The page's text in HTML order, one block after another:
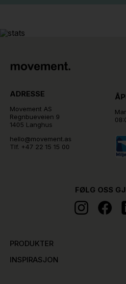
ADRESSE
Movement AS
Regnbueveien 9
1405 Langhus
hello@movement.as
Tlf. +47 22 15 15 00
PRODUKTER
INSPIRASJON
FØLG OSS